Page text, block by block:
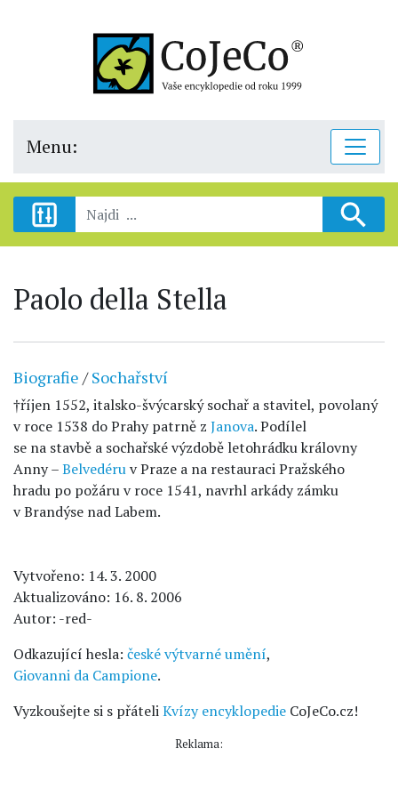
Menu:
Paolo della Stella
Biografie /Sochařství
†říjen 1552, italsko-švýcarský sochař a stavitel, povolaný
v roce 1538 do Prahy patrně z Janova. Podílel
se na stavbě a sochařské výzdobě letohrádku královny
Anny –Belvedéruv Praze a na restauraci Pražského
hradu po požáru v roce 1541, navrhl arkády zámku
v Brandýse nad Labem.
Vytvořeno: 14. 3. 2000
Aktualizováno: 16. 8. 2006
Autor: -red-
Odkazující hesla: české výtvarné umění,
Giovanni da Campione.
Vyzkoušejte si s přáteliKvízy encyklopedie CoJeCo.cz!
Reklama: